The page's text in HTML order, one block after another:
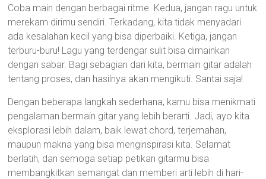
Coba main dengan berbagai ritme. Kedua, jangan ragu untuk
merekam dirimu sendiri. Terkadang, kita tidak menyadari
ada kesalahan kecil yang bisa diperbaiki. Ketiga, jangan
terburu-buru! Lagu yang terdengar sulit bisa dimainkan
dengan sabar. Bagi sebagian dari kita, bermain gitar adalah
tentang proses, dan hasilnya akan mengikuti. Santai saja!
Dengan beberapa langkah sederhana, kamu bisa menikmati
pengalaman bermain gitar yang lebih berarti. Jadi, ayo kita
eksplorasi lebih dalam, baik lewat chord, terjemahan,
maupun makna yang bisa menginspirasi kita. Selamat
berlatih, dan semoga setiap petikan gitarmu bisa
membangkitkan semangat dan memberi arti lebih di hari-